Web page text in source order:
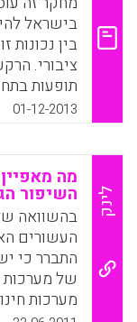
שעשויים
בסמינרים
בישראל
בין נכונות
ציבורי.
תופעות
רשויות
התגברותן
מדיניות
של הפרט
התופעות
ליבראליזם
המחקר
אבחנה בין
השירות
01-12-2013
לינק
מה
השיפור
העשורים
התברר כי
של מערכות
מערכות